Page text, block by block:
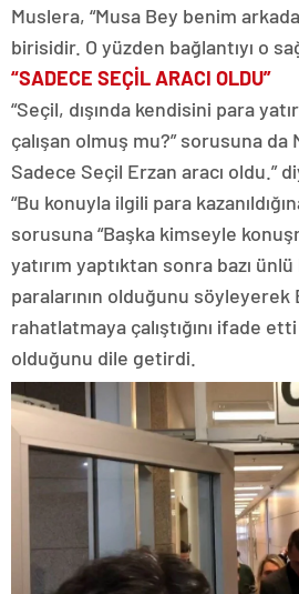
Muslera, “Musa Bey benim
birisidir. O yüzden bağlantıyı o
“SADECE SEÇİL ARACI OLDU”
“Seçil, dışında kendisini para
çalışan olmuş mu?” sorusuna da
Sadece Seçil Erzan aracı oldu.”
“Bu konuyla ilgili para
sorusuna “Başka kimseyle
yatırım yaptıktan sonra bazı
paralarının olduğunu söyleyerek
rahatlatmaya çalıştığını ifade
olduğunu dile getirdi.